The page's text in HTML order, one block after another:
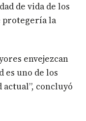
de vida de los
protegería la
envejezcan
es uno de los
concluyó